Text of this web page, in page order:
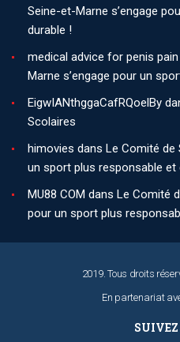
Seine-et-Marne s’engage
durable !
medical advice for penis pain
Marne s’engage pour un
EigwIANthggaCafRQoelBy
Scolaires
himovies dans Le Comité de
un sport plus responsable et
MU88 COM dans Le Comité
pour un sport plus
2019. Tous droits
En partenariat